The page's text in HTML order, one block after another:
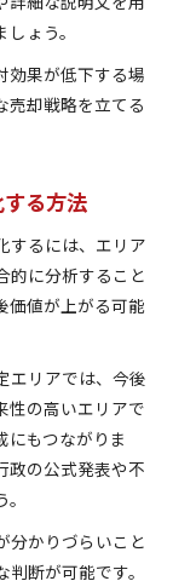
ょう。
効果が低下する場
売却戦略を立てる
る方法
するには、エリア
的に分析すること
価値が上がる可能
エリアでは、今後
性の高いエリアで
にもつながりま
政の公式発表や不
分かりづらいこと
断が可能です。